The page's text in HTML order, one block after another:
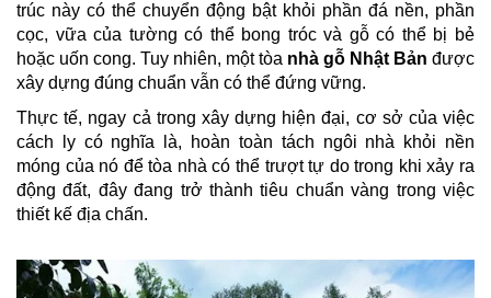
trúc này có thể chuyển động bật khỏi phần đá nền, phần
cọc, vữa của tường có thể bong tróc và gỗ có thể bị bẻ
hoặc uốn cong. Tuy nhiên, một tòa nhà gỗ Nhật Bản được
xây dựng đúng chuẩn vẫn có thể đứng vững.
Thực tế, ngay cả trong xây dựng hiện đại, cơ sở của việc
cách ly có nghĩa là, hoàn toàn tách ngôi nhà khỏi nền
móng của nó để tòa nhà có thể trượt tự do trong khi xảy ra
động đất, đây đang trở thành tiêu chuẩn vàng trong việc
thiết kế địa chấn.